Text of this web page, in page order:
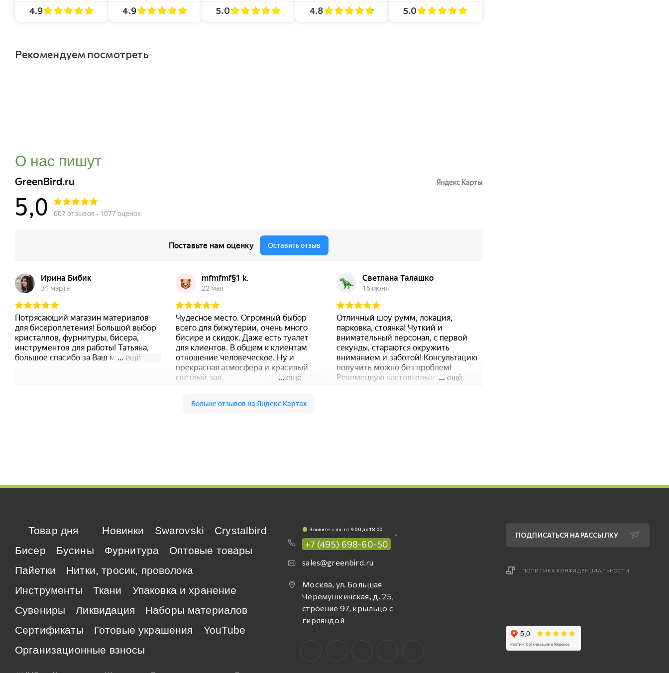
4.9 4.9 5.0 4.8 5.0
Рекомендуем посмотреть
О нас пишут
Товар дня Новинки Swarovski
Crystalbird
Бисер
Бусины Фурнитура
Оптовые товары
Пайетки
Нитки, тросик, проволока
Инструменты
Ткани
Упаковка и хранение
Сувениры
Ликвидация
Наборы материалов
Сертификаты
Готовые украшения
YouTube
Организационные взносы
Звоните: c пн-пт 9:00 до 18:00
+7 (495) 698-60-50
sales@greenbird.ru
Москва, ул. Большая
Черемушкинская, д. 25,
строение 97, крыльцо с
гирляндой
ПОДПИСАТЬСЯ НА РАССЫЛКУ
ПОЛИТИКА КОНФИДЕНЦИАЛЬНОСТИ